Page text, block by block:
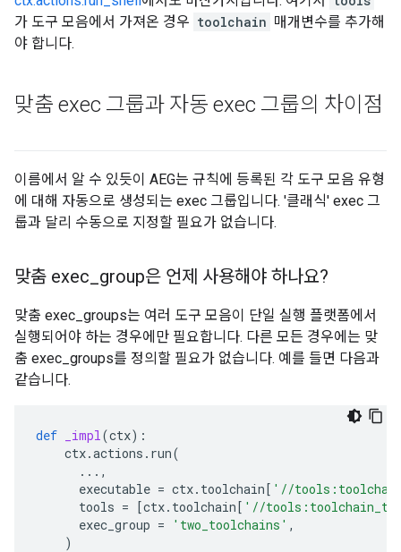
가 도구 모음에서 가져온 경우 toolchain 매개변수를 추가해
야 합니다.
맞춤 exec 그룹과 자동 exec 그룹의 차이점
이름에서 알 수 있듯이 AEG는 규칙에 등록된 각 도구 모음 유형
에 대해 자동으로 생성되는 exec 그룹입니다. '클래식' exec 그
룹과 달리 수동으로 지정할 필요가 없습니다.
맞춤 exec group은 언제 사용해야 하나요?
맞춤 exec_groups는 여러 도구 모음이 단일 실행 플랫폼에서
실행되어야 하는 경우에만 필요합니다. 다른 모든 경우에는 맞
춤 exec_groups를 정의할 필요가 없습니다. 예를 들면 다음과
같습니다.
def _impl(ctx):
ctx.actions . run(
... ,
executable = ctx. toolchain[ '//
tools = [ctx. toolchain[ '//
exec_group = 'two_toolchains' ,
)